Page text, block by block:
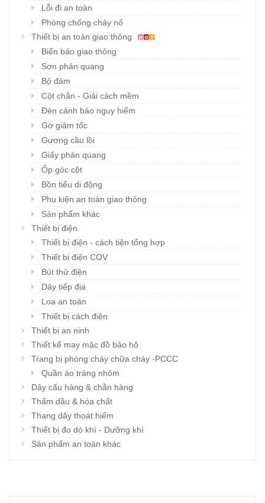
Lỗi đi an toàn
Phòng chống cháy nổ
Thiết bị an toàn giao thông
Biển báo giao thông
Sơn phản quang
Bộ đàm
Cột chắn - Giải cách mềm
Đèn cảnh báo nguy hiểm
Gờ giảm tốc
Gương cầu lồi
Giấy phản quang
Ốp góc cột
Bồn tiểu di động
Phụ kiện an toàn giao thông
Sản phẩm khác
Thiết bị điện
Thiết bị điện - cách tiện tổng hợp
Thiết bị điện COV
Bút thử điện
Dây tiếp địa
Loa an toàn
Thiết bị cách điện
Thiết bị an ninh
Thiết kế may mặc đồ bảo hộ
Trang bị phòng cháy chữa cháy -PCCC
Quần áo tráng nhôm
Dây cẩu hàng & chằn hàng
Thấm dầu & hóa chất
Thang dây thoát hiểm
Thiết bị đo dò khí - Dưỡng khí
Sản phẩm an toàn khác